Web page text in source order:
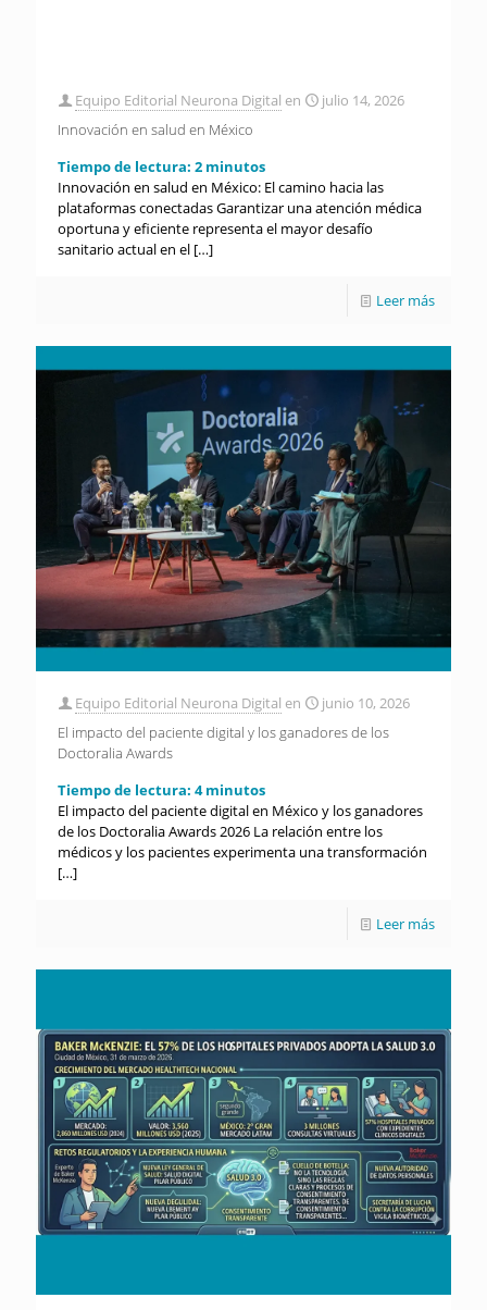
Equipo Editorial Neurona Digital en
julio 14, 2026
Innovación en salud en México
Tiempo de lectura: 2 minutos
Innovación en salud en México: El camino hacia las
plataformas conectadas Garantizar una atención médica
oportuna y eficiente representa el mayor desafío
sanitario actual en el […]
Leer más
Equipo Editorial Neurona Digital en
junio 10, 2026
El impacto del paciente digital y los ganadores de los
Doctoralia Awards
Tiempo de lectura: 4 minutos
El impacto del paciente digital en México y los ganadores
de los Doctoralia Awards 2026 La relación entre los
médicos y los pacientes experimenta una transformación
[…]
Leer más